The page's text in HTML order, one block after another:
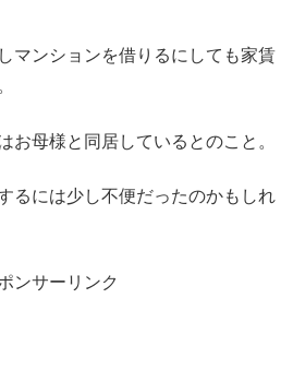
マンションを借りるにしても家賃
お母様と同居しているとのこと。
るには少し不便だったのかもしれ
ンサーリンク